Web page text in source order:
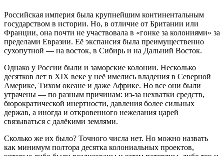
Российская империя была крупнейшим континентальным
государством в истории. Но, в отличие от Британии или
Франции, она почти не участвовала в «гонке за колониями» за
пределами Евразии. Её экспансия была преимущественно
сухопутной — на восток, в Сибирь и на Дальний Восток.
Однако у России были и заморские колонии. Несколько
десятков лет в XIX веке у неё имелись владения в Северной
Америке, Тихом океане и даже Африке. Но все они были
утрачены — по разным причинам: из-за нехватки средств,
бюрократической инертности, давления более сильных
держав, а иногда и откровенного нежелания царей
связываться с далёкими землями.
Сколько же их было? Точного числа нет. Но можно назвать
как минимум полтора десятка колониальных проектов,